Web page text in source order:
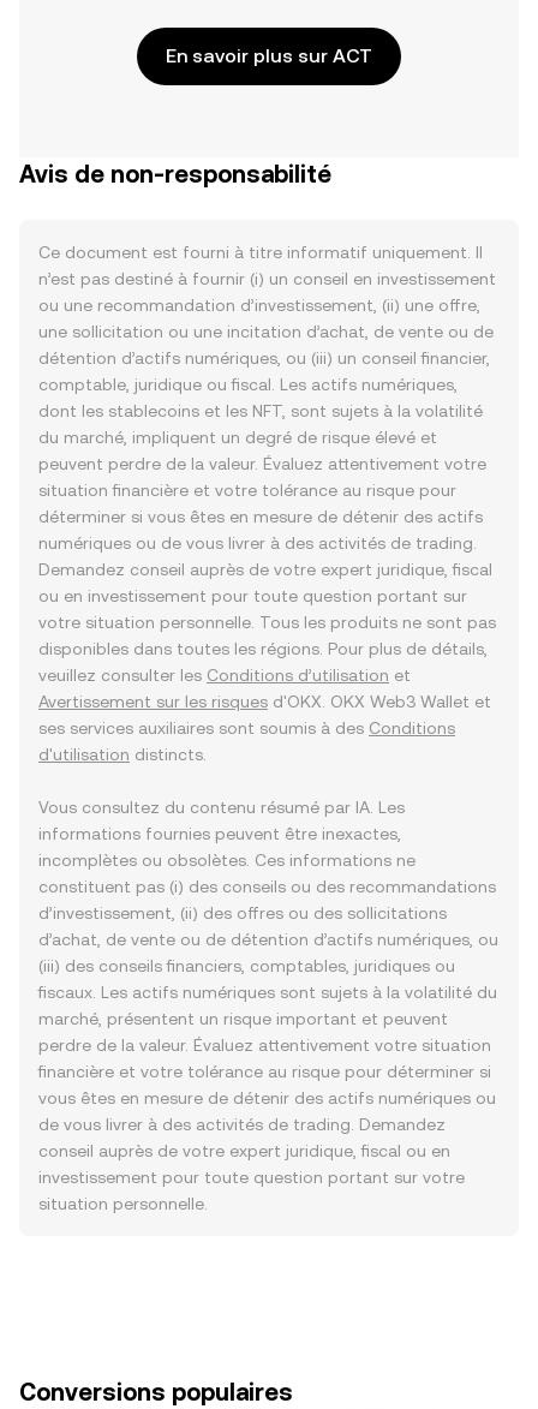
En savoir plus sur ACT
Avis de non-responsabilité
Ce document est fourni à titre informatif uniquement. Il
n’est pas destiné à fournir (i) un conseil en investissement
ou une recommandation d’investissement, (ii) une offre,
une sollicitation ou une incitation d’achat, de vente ou de
détention d’actifs numériques, ou (iii) un conseil financier,
comptable, juridique ou fiscal. Les actifs numériques,
dont les stablecoins et les NFT, sont sujets à la volatilité
du marché, impliquent un degré de risque élevé et
peuvent perdre de la valeur. Évaluez attentivement votre
situation financière et votre tolérance au risque pour
déterminer si vous êtes en mesure de détenir des actifs
numériques ou de vous livrer à des activités de trading.
Demandez conseil auprès de votre expert juridique, fiscal
ou en investissement pour toute question portant sur
votre situation personnelle. Tous les produits ne sont pas
disponibles dans toutes les régions. Pour plus de détails,
veuillez consulter les Conditions d’utilisation et
Avertissement sur les risques d'OKX. OKX Web3 Wallet et
ses services auxiliaires sont soumis à des Conditions
d'utilisation distincts.
Vous consultez du contenu résumé par IA. Les
informations fournies peuvent être inexactes,
incomplètes ou obsolètes. Ces informations ne
constituent pas (i) des conseils ou des recommandations
d’investissement, (ii) des offres ou des sollicitations
d’achat, de vente ou de détention d’actifs numériques, ou
(iii) des conseils financiers, comptables, juridiques ou
fiscaux. Les actifs numériques sont sujets à la volatilité du
marché, présentent un risque important et peuvent
perdre de la valeur. Évaluez attentivement votre situation
financière et votre tolérance au risque pour déterminer si
vous êtes en mesure de détenir des actifs numériques ou
de vous livrer à des activités de trading. Demandez
conseil auprès de votre expert juridique, fiscal ou en
investissement pour toute question portant sur votre
situation personnelle.
Conversions populaires